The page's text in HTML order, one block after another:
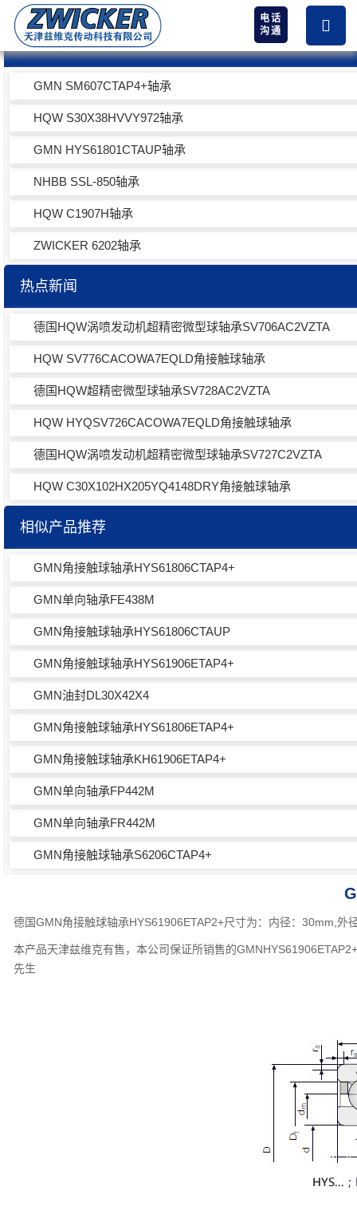
电话
沟通
热卖产品
GMN SM607CTAP4+轴承
HQW S30X38HVVY972轴承
GMN HYS61801CTAUP轴承
NHBB SSL-850轴承
HQW C1907H轴承
ZWICKER 6202轴承
热点新闻
德国HQW涡喷发动机超精密微型球轴承SV706AC2VZTA
HQW SV776CACOWA7EQLD角接触球轴承
德国HQW超精密微型球轴承SV728AC2VZTA
HQW HYQSV726CACOWA7EQLD角接触球轴承
德国HQW涡喷发动机超精密微型球轴承SV727C2VZTA
HQW C30X102HX205YQ4148DRY角接触球轴承
相似产品推荐
GMN角接触球轴承HYS61806CTAP4+
GMN单向轴承FE438M
GMN角接触球轴承HYS61806CTAUP
GMN角接触球轴承HYS61906ETAP4+
GMN油封DL30X42X4
GMN角接触球轴承HYS61806ETAP4+
GMN角接触球轴承KH61906ETAP4+
GMN单向轴承FP442M
GMN单向轴承FR442M
GMN角接触球轴承S6206CTAP4+
德国GMN角接触球轴承HYS61906ETAP2+尺寸为：内径：30mm,
本产品天津兹维克有售，本公司保证所销售的
先生